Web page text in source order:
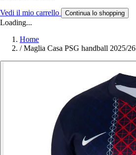
Vedi il mio carrello Continua lo shopping
Loading...
Home
/ Maglia Casa PSG handball 2025/26